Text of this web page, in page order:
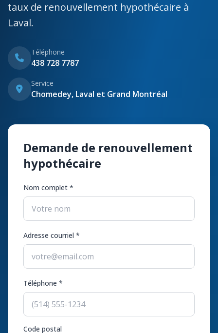
taux de renouvellement hypothécaire à
Laval.
Téléphone
438 728 7787
Service
Chomedey, Laval et Grand Montréal
Demande de renouvellement
hypothécaire
Nom complet *
Adresse courriel *
Téléphone *
Code postal